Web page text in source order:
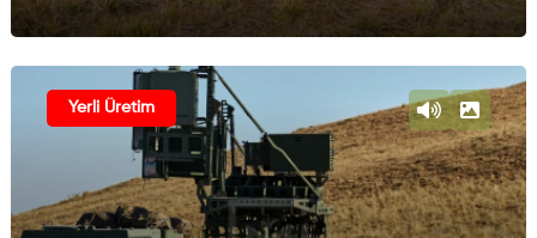
Yerli Üretim